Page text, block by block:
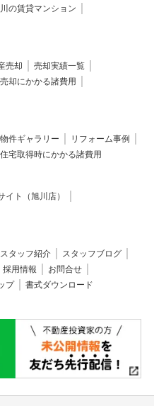
の賃貸マンション
売却
売却実績一覧
売却にかかる諸費用
件ギャラリー
リフォーム事例
住宅取得時にかかる諸費用
イト（旭川店）
スタッフ紹介
スタッフブログ
採用情報
お問合せ
プ 書式ダウンロード